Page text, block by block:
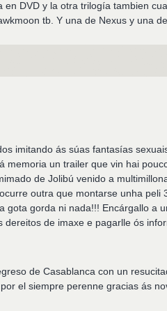
en DVD y la otra trilogía tambien
tb. Y una de Nexus y una
imitando ás súas fantasías
memoria un trailer que vin hai
de Jolibú venido a
outra que montarse unha peli
gota gorda ni nada!!! Encárgallo a
dereitos de imaxe e pagarlle ós
de Casablanca con un
el siempre perenne gracias ás